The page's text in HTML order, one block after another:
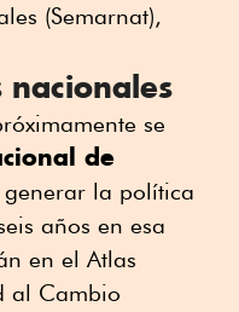
(Semarnat),
se
de
la política
años en esa
en el Atlas
al Cambio